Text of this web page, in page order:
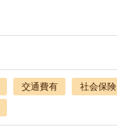
交通費有
社会保険